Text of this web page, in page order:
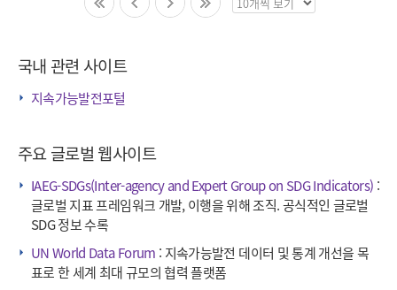
페
국내 관련 사이트
지속가능발전포털
주요 글로벌 웹사이트
IAEG-SDGs(Inter-agency and Expert Group on SDG Indicators) :
글로벌 지표 프레임워크 개발, 이행을 위해 조직. 공식적인 글로벌
SDG 정보 수록
UN World Data Forum : 지속가능발전 데이터 및 통계 개선을 목
표로 한 세계 최대 규모의 협력 플랫폼